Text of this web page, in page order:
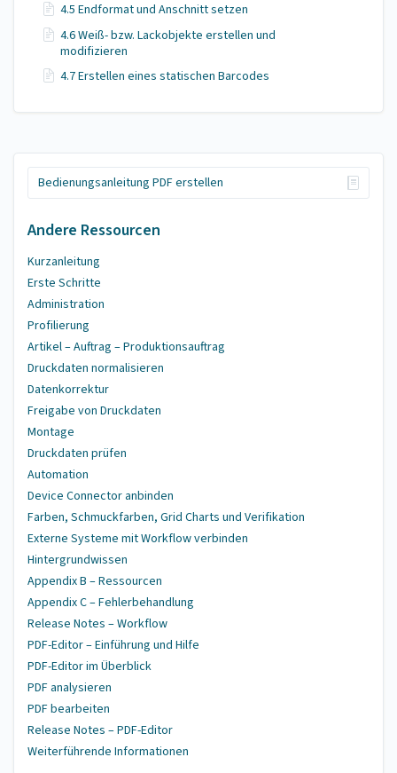
Bedienungsanleitung PDF erstellen
Andere Ressourcen
Kurzanleitung
Erste Schritte
Administration
Profilierung
Artikel – Auftrag – Produktionsauftrag
Druckdaten normalisieren
Datenkorrektur
Freigabe von Druckdaten
Montage
Druckdaten prüfen
Automation
Device Connector anbinden
Farben, Schmuckfarben, Grid Charts und Verifikation
Externe Systeme mit Workflow verbinden
Hintergrundwissen
Appendix B – Ressourcen
Appendix C – Fehlerbehandlung
Release Notes – Workflow
PDF-Editor – Einführung und Hilfe
PDF-Editor im Überblick
PDF analysieren
PDF bearbeiten
Release Notes – PDF-Editor
Weiterführende Informationen
4.5 Endformat und Anschnitt setzen
4.6 Weiß- bzw. Lackobjekte erstellen und
modifizieren
4.7 Erstellen eines statischen Barcodes